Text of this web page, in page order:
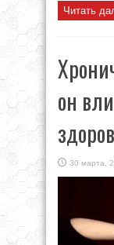
Читать
он
30 марта,